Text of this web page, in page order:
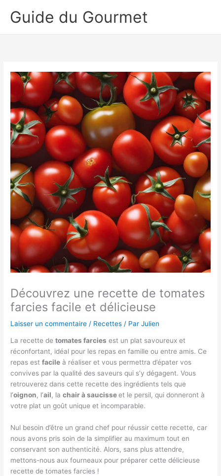
Guide du Gourmet
Découvrez une recette de tomates
farcies facile et délicieuse
Laisser un commentaire / Recettes / ParJulien
La recette detomates farcies est un plat savoureux et
réconfortant, idéal pour les repas en famille ou entre amis. Ce
repas estfacile à réaliser et vous permettra d’épater vos
convives par la qualité des saveurs qui s’y dégagent. Vous
retrouverez dans cette recette des ingrédients tels que
l’oignon, l’ail, lachair à saucisseet le persil, qui donneront à
votre plat un goût unique et incomparable.
Nul besoin d’être un grand chef pour réussir cette recette, car
nous avons pris soin de la simplifier au maximum tout en
conservant son authenticité. Alors, sans plus attendre,
mettons-nous aux fourneaux pour préparer cette délicieuse
recette de tomates farcies !